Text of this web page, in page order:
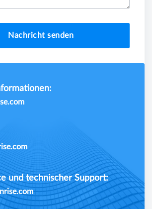
Nachricht senden
und technischer Support: